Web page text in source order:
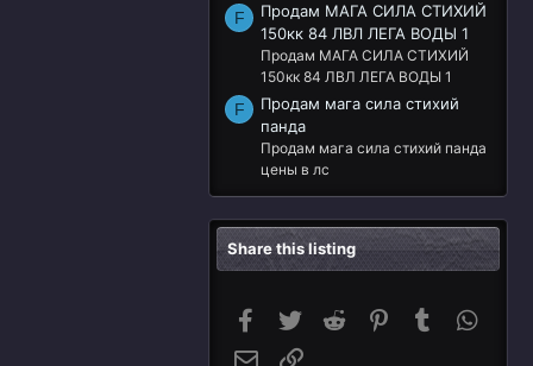
F
Продам МАГА СИЛА СТИХИЙ
150кк 84 ЛВЛ ЛЕГА ВОДЫ 1
Продам МАГА СИЛА СТИХИЙ
150кк 84 ЛВЛ ЛЕГА ВОДЫ 1
F
Продам мага сила стихий
панда
Продам мага сила стихий панда
цены в лс
Share this listing
Facebook
TwitterReddit PinterestTumblr
Email Link